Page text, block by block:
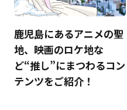
鹿児島にあるアニメの聖
地、映画のロケ地な
ど“推し”にまつわるコン
テンツをご紹介！